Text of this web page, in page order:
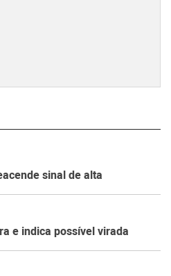
sinal de alta
e indica possível virada